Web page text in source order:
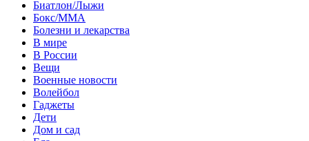
Биатлон/Лыжи
Бокс/MMA
Болезни и лекарства
В мире
В России
Вещи
Военные новости
Волейбол
Гаджеты
Дети
Дом и сад